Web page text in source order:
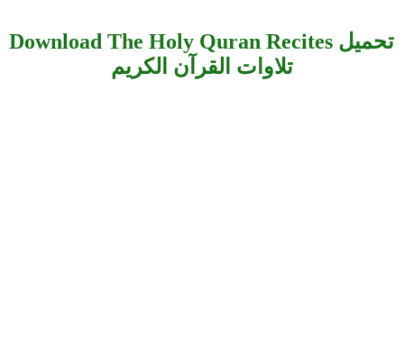
Download The Holy Quran Recites تحميل
تلاوات القرآن الكريم